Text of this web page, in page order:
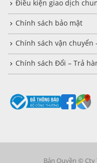
Điều kiện giao dịch
Chính sách bảo mật
Chính sách vận chuyển
Chính sách Đổi – Trả
Bản Quyền © Cty